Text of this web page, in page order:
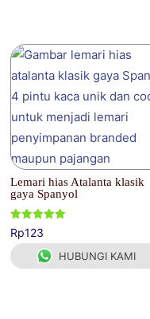
Lemari hias Atalanta klasik
gaya Spanyol
Dinilai
5.00
dari 5
Rp123
HUBUNGI KAMI